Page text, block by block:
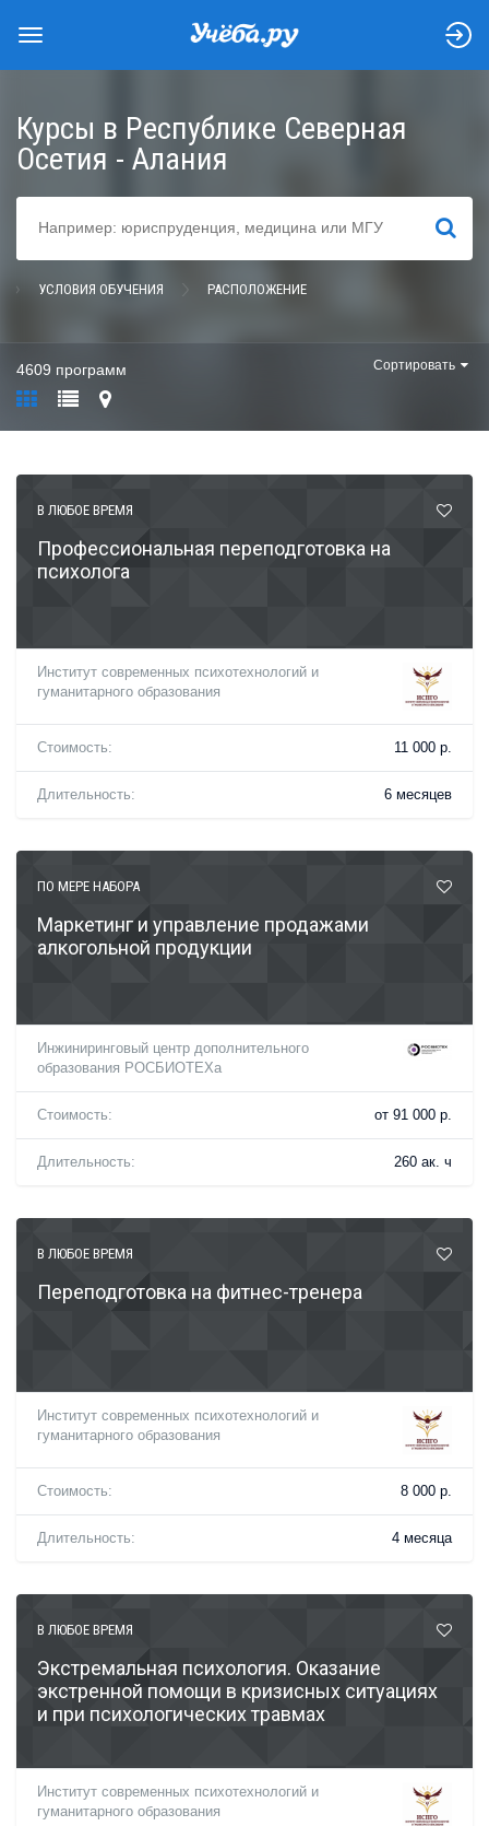
Курсы в Республике Северная
Осетия - Алания
НАЙТИ
УСЛОВИЯ ОБУЧЕНИЯ РАСПОЛОЖЕНИЕ
4609 программ Сортировать
В ЛЮБОЕ ВРЕМЯ
Профессиональная переподготовка на
психолога
Институт современных психотехнологий и
гуманитарного образования
Стоимость: 11 000 р.
Длительность: 6 месяцев
ПО МЕРЕ НАБОРА
Маркетинг и управление продажами
алкогольной продукции
Инжиниринговый центр дополнительного
образования РОСБИОТЕХа
Стоимость: от 91 000 р.
Длительность: 260 ак. ч
В ЛЮБОЕ ВРЕМЯ
Переподготовка на фитнес-тренера
Институт современных психотехнологий и
гуманитарного образования
Стоимость: 8 000 р.
Длительность: 4 месяца
В ЛЮБОЕ ВРЕМЯ
Экстремальная психология. Оказание
экстренной помощи в кризисных ситуациях
и при психологических травмах
Институт современных психотехнологий и
гуманитарного образования